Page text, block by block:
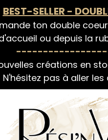
BEST-SELLER -
ton double
ou depuis la
créations en
N'hésitez pas à aller